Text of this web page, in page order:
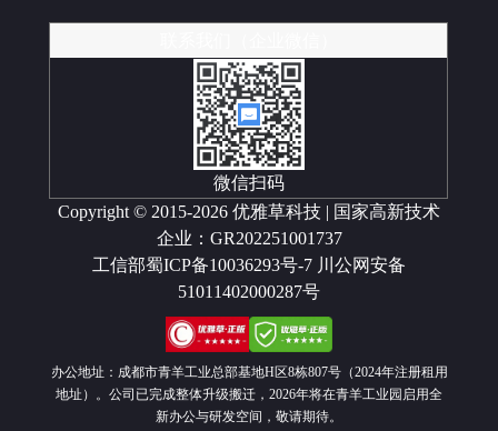
微信扫码
Copyright © 2015-2026 优雅草科技 | 国家高新技术
企业：GR202251001737
工信部蜀ICP备10036293号-7 川公网安备
51011402000287号
办公地址：成都市青羊工业总部基地H区8栋807号（2024年注册租用
地址）。公司已完成整体升级搬迁，2026年将在青羊工业园启用全
新办公与研发空间，敬请期待。